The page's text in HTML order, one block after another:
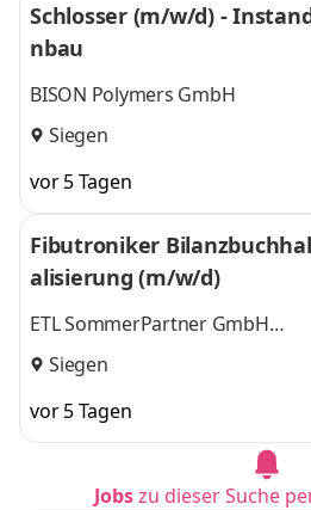
Schlosser (m/w/d) -
nbau
BISON Polymers GmbH
Siegen
vor 5 Tagen
Fibutroniker
alisierung (m/w/d)
ETL SommerPartner GmbH
Steuerberatungsgesellschaft
Siegen
vor 5 Tagen
Jobszu dieser Suche